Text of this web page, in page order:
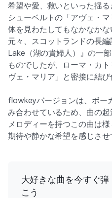
希望や愛、救いといった揺る
シューベルトの「アヴェ・
体を見わたしてもなかなか
元々、スコットランドの長
Lake（湖の貴婦人）』の一
ものでしたが、ローマ・カ
ヴェ・マリア」と密接に結び
flowkeyバージョンは、ボー
み合わせているため、曲の
メロディーを持つこの曲は
期待や静かな希望を感じさせ
大好きな曲を今すぐ弾
こう